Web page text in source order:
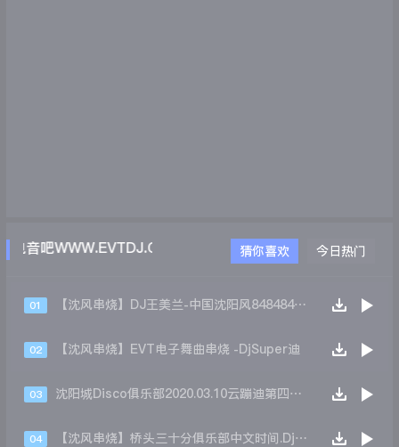
音吧WWW.EVTDJ.COM 猜你喜欢 今日热门
01 【沈风串烧】DJ王美兰-中国沈阳风8484848狂飙上劲风暴Melbourne慢摇大碟
02 【沈风串烧】EVT电子舞曲串烧 -DjSuper迪
03 沈阳城Disco俱乐部2020.03.10云蹦迪第四场-Dj大饼
04 【沈风串烧】桥头三十分俱乐部中文时间.Dj东东Remix